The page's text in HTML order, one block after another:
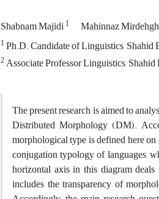
Shabnam Majidi1 Mahinnaz
1Ph.D. Candidate of Linguistics, Shahid
2Associate Professor Linguistics,
The present research is aimed to
Distributed Morphology (DM).
morphological type is defined here
conjugation typology of languages,
horizontal axis in this diagram
includes the transparency of